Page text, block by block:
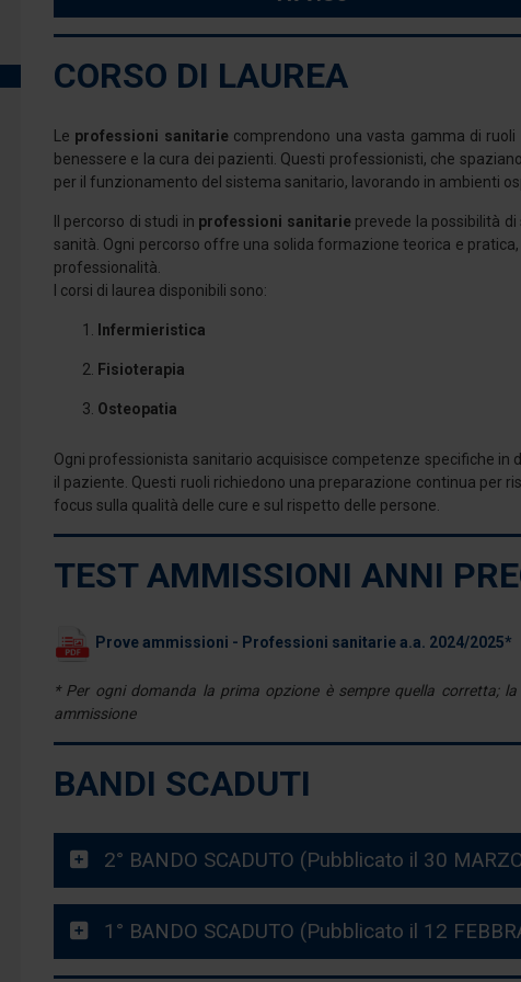
CORSO DI LAUREA
Le professioni sanitariecomprendono una vasta gamma di ruoli
benessere e la cura dei pazienti. Questi professionisti, che
per il funzionamento del sistema sanitario, lavorando in ambienti
Il percorso di studi in professioni sanitarieprevede la possibilità di
sanità. Ogni percorso offre una solida formazione teorica e
professionalità.
I corsi di laurea disponibili sono:
Infermieristica
Fisioterapia
Osteopatia
Ogni professionista sanitario acquisisce competenze specifiche
il paziente. Questi ruoli richiedono una preparazione continua per
focus sulla qualità delle cure e sul rispetto delle persone.
TEST AMMISSIONI ANNI
Prove ammissioni - Professioni sanitarie a.a. 2024/2025*
* Per ogni domanda la prima opzione è sempre quella corretta;
ammissione
BANDI SCADUTI
2° BANDO SCADUTO (Pubblicato il 30
1° BANDO SCADUTO (Pubblicato il 12